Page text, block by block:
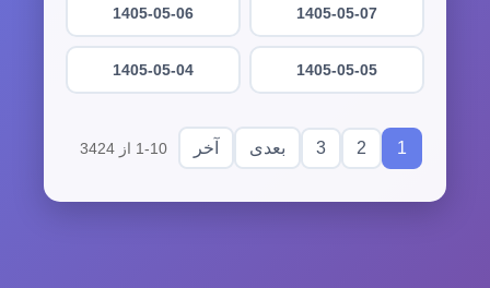
1405-05-07
1405-05-06
1405-05-05
1405-05-04
1
2
3 بعدی آخر 1-10 از 3424